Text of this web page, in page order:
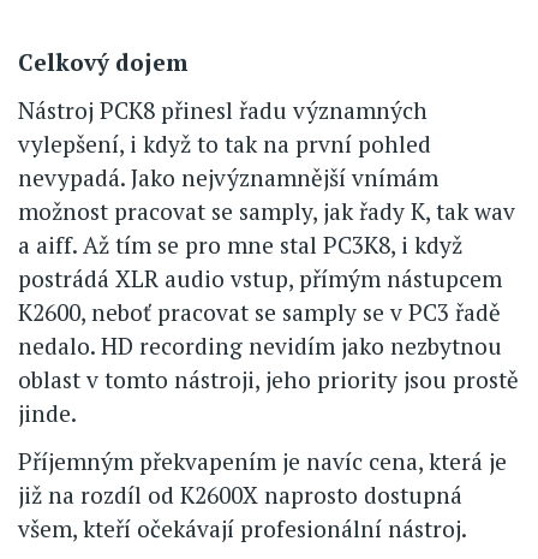
Celkový dojem
Nástroj PCK8 přinesl řadu významných
vylepšení, i když to tak na první pohled
nevypadá. Jako nejvýznamnější vnímám
možnost pracovat se samply, jak řady K, tak wav
a aiff. Až tím se pro mne stal PC3K8, i když
postrádá XLR audio vstup, přímým nástupcem
K2600, neboť pracovat se samply se v PC3 řadě
nedalo. HD recording nevidím jako nezbytnou
oblast v tomto nástroji, jeho priority jsou prostě
jinde.
Příjemným překvapením je navíc cena, která je
již na rozdíl od K2600X naprosto dostupná
všem, kteří očekávají profesionální nástroj.